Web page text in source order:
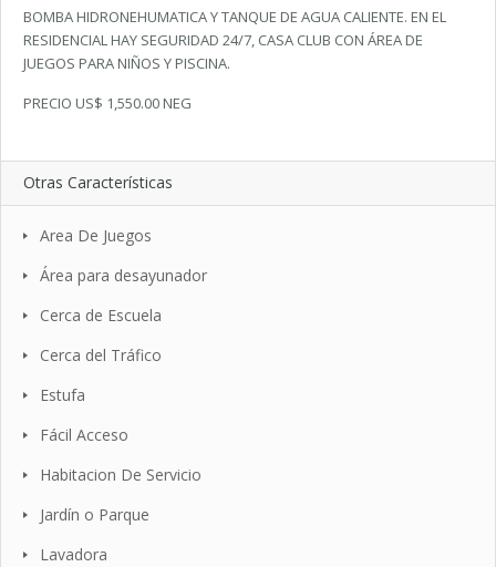
BOMBA HIDRONEHUMATICA Y TANQUE DE AGUA CALIENTE. EN EL
RESIDENCIAL HAY SEGURIDAD 24/7, CASA CLUB CON ÁREA DE
JUEGOS PARA NIÑOS Y PISCINA.
PRECIO US$ 1,550.00 NEG
Otras Características
Area De Juegos
Área para desayunador
Cerca de Escuela
Cerca del Tráfico
Estufa
Fácil Acceso
Habitacion De Servicio
Jardín o Parque
Lavadora